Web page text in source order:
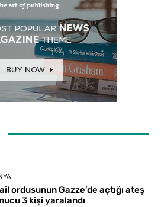
ordusunun Gazze’de açtığı ateş
3 kişi yaralandı